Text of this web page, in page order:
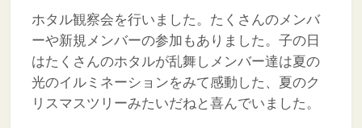
ホタル観察会を行いました。たくさんのメンバ
ーや新規メンバーの参加もありました。子の日
はたくさんのホタルが乱舞しメンバー達は夏の
光のイルミネーションをみて感動した、夏のク
リスマスツリーみたいだねと喜んでいました。